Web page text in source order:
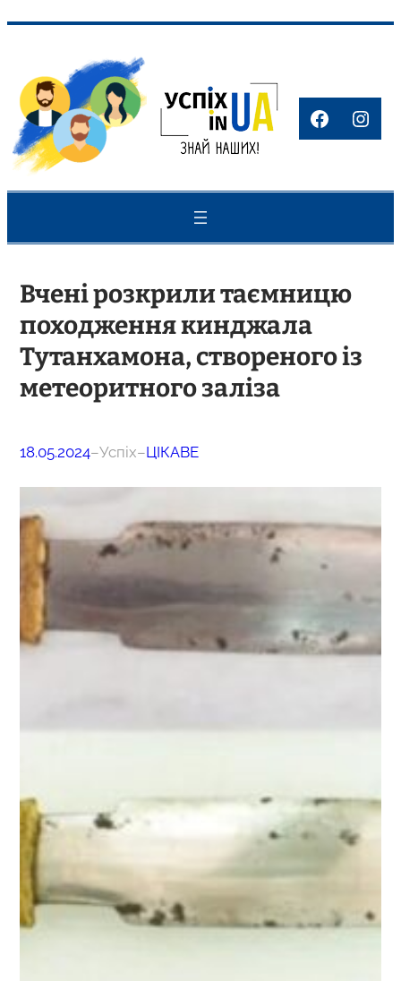
вмісту
Вчені розкрили таємницю
походження кинджала
Тутанхамона, створеного із
метеоритного заліза
18.05.2024–Успіх–ЦІКАВЕ